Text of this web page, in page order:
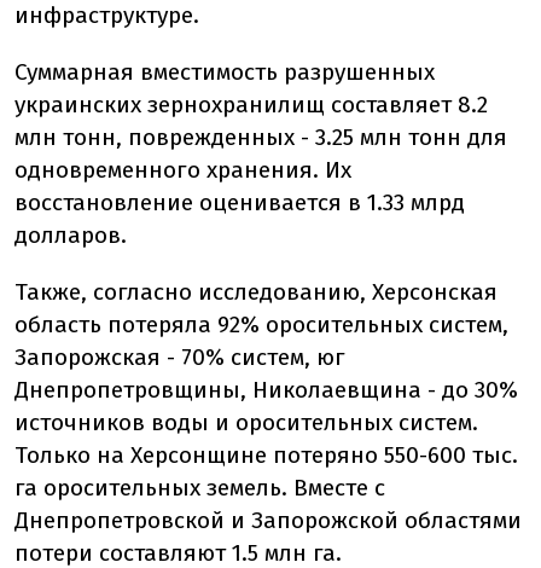
инфраструктуре.
Суммарная вместимость разрушенных
украинских зернохранилищ составляет 8.2
млн тонн, поврежденных - 3.25 млн тонн для
одновременного хранения. Их
восстановление оценивается в 1.33 млрд
долларов.
Также, согласно исследованию, Херсонская
область потеряла 92% оросительных систем,
Запорожская - 70% систем, юг
Днепропетровщины, Николаевщина - до 30%
источников воды и оросительных систем.
Только на Херсонщине потеряно 550-600 тыс.
га оросительных земель. Вместе с
Днепропетровской и Запорожской областями
потери составляют 1.5 млн га.